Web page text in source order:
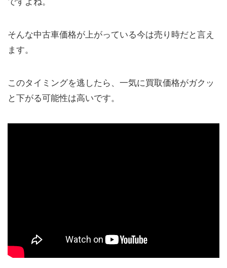
そんな中古車価格が上がっている今は売り時だと言え
ます。
このタイミングを逃したら、一気に買取価格がガクッ
と下がる可能性は高いです。